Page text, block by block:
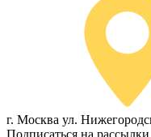
г. Москва ул.
Подписаться на рассылки